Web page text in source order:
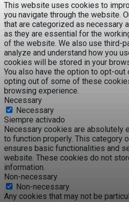
This website uses cookies to
you navigate through the website.
that are categorized as necessary
as they are essential for the
of the website. We also use third-
analyze and understand how you
cookies will be stored in your
You also have the option to opt-
opting out of some of these
browsing experience.
Necessary
Necessary
Siempre activado
Necessary cookies are absolutely
to function properly. This category
ensures basic functionalities and
website. These cookies do not
information.
Non-necessary
Non-necessary
Any cookies that may not be